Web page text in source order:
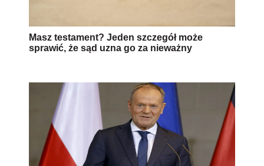
Masz testament? Jeden szczegół może
sprawić, że sąd uzna go za nieważny